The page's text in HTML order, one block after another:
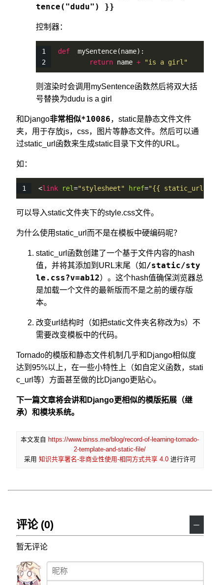
tence("dudu") }}
控制器：
def mySentence(name):
return name + "is a girl"
则渲染时会调用mySentence函数然后将双大括
号替换为dudu is a girl
和Django非常相似*10086，static是静态文件文件
夹，用于存放js，css，图片等静态文件。然后可以通
过static_url函数来生成static目录下文件的URL。
如：
<link rel="stylesheet" href="{{ static_url(
可以导入static文件夹下的style.css文件。
为什么使用static_url而不是在模板中硬编码呢？
static_url函数创建了一个基于文件内容的hash
值，并将其添加到URL末尾（如/static/sty
le.css?v=ab12）。这个hash值确保浏览器总
是加载一个文件的最新版而不是之前的缓存版
本。
改变url结构时（如把static文件夹名称改为s）不
需要改变模板中的代码。
Tornado的模版和静态文件机制几乎和Django相似度
达到95%以上，在一些小特性上（如自定义函数，stati
c_url等）方面甚至做的比Django更贴心。
下一篇文章将会讲和Django更相似的模版拓展（继
承）和模块系统。
本文发自 https://www.binss.me/blog/record-of-learning-tornado-
2-template-and-static-file/
采用 知识共享署名-非商业性使用-相同方式共享 4.0进行许可
评论 (0) －
暂无评论